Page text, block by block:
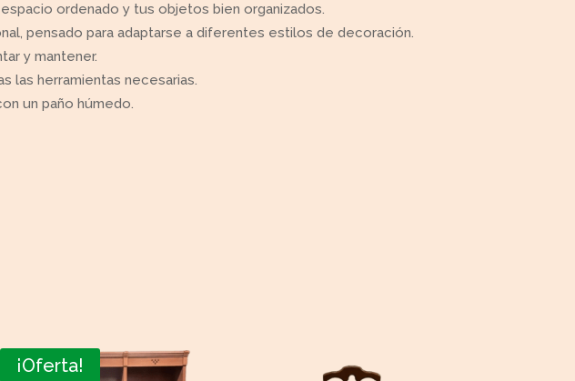
ordenado y tus objetos bien organizados.
pensado para adaptarse a diferentes estilos de decoración.
y mantener.
las herramientas necesarias.
un paño húmedo.
¡Oferta!